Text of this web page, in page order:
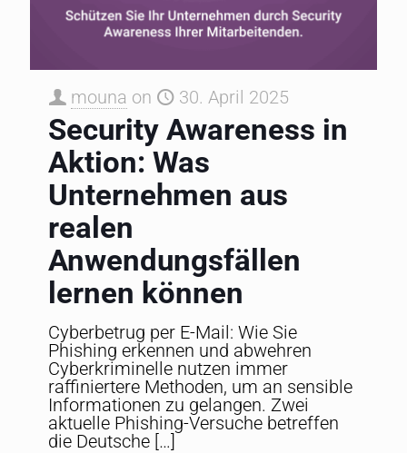
mouna on 30. April 2025
Security Awareness in
Aktion: Was
Unternehmen aus
realen
Anwendungsfällen
lernen können
Cyberbetrug per E-Mail: Wie Sie
Phishing erkennen und abwehren
Cyberkriminelle nutzen immer
raffiniertere Methoden, um an sensible
Informationen zu gelangen. Zwei
aktuelle Phishing-Versuche betreffen
die Deutsche […]